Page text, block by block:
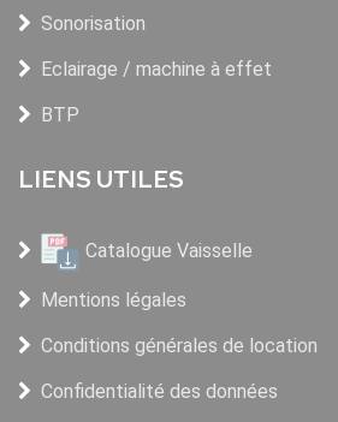
Sonorisation
Eclairage / machine à effet
BTP
LIENS UTILES
Catalogue Vaisselle
Mentions légales
Conditions générales de location
Confidentialité des données